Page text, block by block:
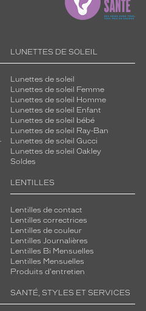
LUNETTES DE SOLEIL
Lunettes de soleil
Lunettes de soleil Femme
Lunettes de soleil Homme
Lunettes de soleil Enfant
Lunettes de soleil bébé
Lunettes de soleil Ray-Ban
Lunettes de soleil Gucci
Lunettes de soleil Oakley
Soldes
LENTILLES
Lentilles de contact
Lentilles correctrices
Lentilles de couleur
Lentilles Journalières
Lentilles Bi Mensuelles
Lentilles Mensuelles
Produits d'entretien
SANTÉ, STYLES ET SERVICES